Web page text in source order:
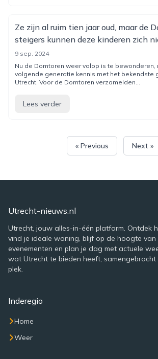
Ze zijn al ruim tien jaar oud, maar de
steigers kunnen deze kinderen zich
9 sep. 2024
Nu de Domtoren weer volop is te bewonderen,
volgende generatie kennis met het bekendste
Utrecht. Voor de Domtoren verzamelden...
Lees verder
« Previous Next »
Utrecht-nieuws.nl
Utrecht, jouw alles-in-één platform. Ontdek
vind je ideale woning, blijf op de hoogte van
evenementen en plan je dag met actuele
wat Utrecht te bieden heeft,
plek.
Inderegio
Home
Weer